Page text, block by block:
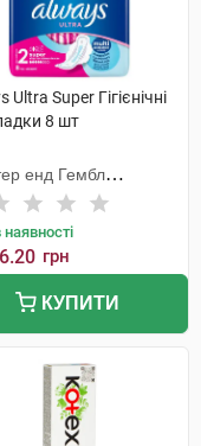
Ultra Super Гігієнічні
8 шт
енд Гембл
грн
КУПИТИ